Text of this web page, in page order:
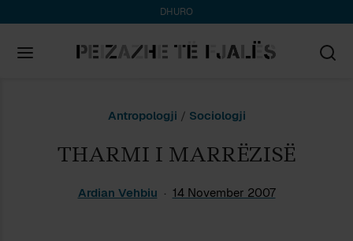
DHURO
Antropologji / Sociologji
THARMI I MARRËZISË
Ardian Vehbiu 14 November 2007